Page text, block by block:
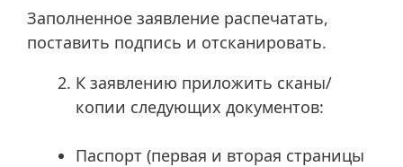
Заполненное заявление распечатать,
поставить подпись и отсканировать.
К заявлению приложить сканы/
копии следующих документов:
Паспорт (первая и вторая страницы